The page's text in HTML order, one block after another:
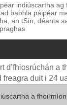
indiúscartha ag
babhla páipéar
an tSín, déanta
d’fhiosrúchán a
freagra duit i 24